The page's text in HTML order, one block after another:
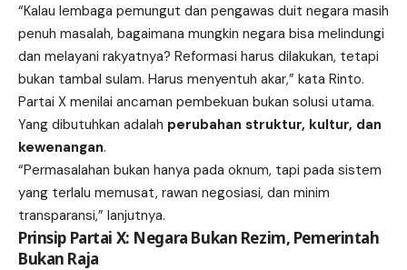
“Kalau lembaga pemungut dan pengawas duit negara masih
penuh masalah, bagaimana mungkin negara bisa melindungi
dan melayani rakyatnya? Reformasi harus dilakukan, tetapi
bukan tambal sulam. Harus menyentuh akar,” kata Rinto.
Partai X menilai ancaman pembekuan bukan solusi utama.
Yang dibutuhkan adalah perubahan struktur, kultur, dan
kewenangan.
“Permasalahan bukan hanya pada oknum, tapi pada sistem
yang terlalu memusat, rawan negosiasi, dan minim
transparansi,” lanjutnya.
Prinsip Partai X: Negara Bukan Rezim, Pemerintah
Bukan Raja